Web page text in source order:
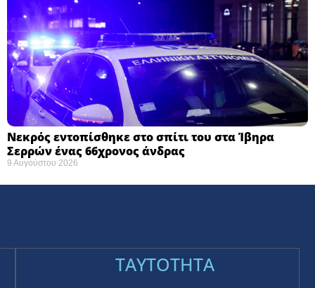
Νεκρός εντοπίσθηκε στο σπίτι του στα Ίβηρα
Σερρών ένας 66χρονος άνδρας
9 Αυγούστου 2026
TAYTOTHTA